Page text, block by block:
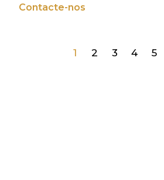
Contacte-nos
1 2 3 4 5